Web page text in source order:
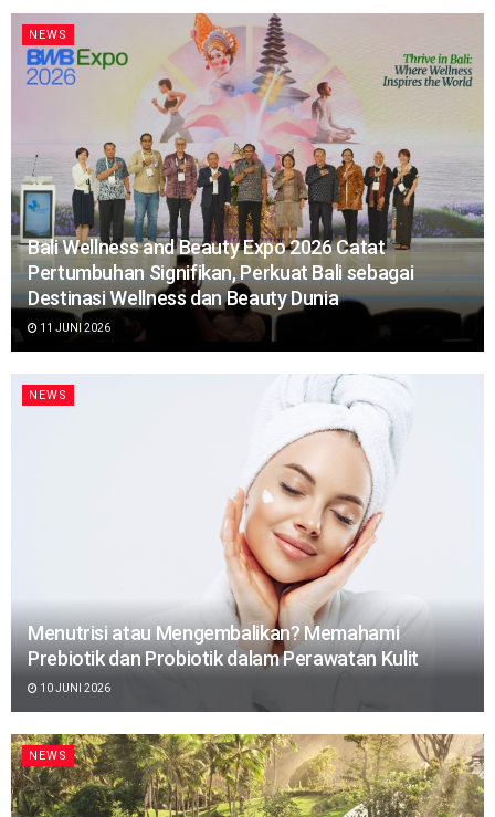
NEWS
Bali Wellness and Beauty Expo 2026 Catat
Pertumbuhan Signifikan, Perkuat Bali sebagai
Destinasi Wellness dan Beauty Dunia
11 JUNI 2026
NEWS
Menutrisi atau Mengembalikan? Memahami
Prebiotik dan Probiotik dalam Perawatan Kulit
10 JUNI 2026
NEWS